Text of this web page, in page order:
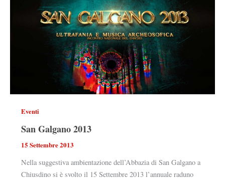
Eventi
San Galgano 2013
15 Settembre 2013
Nella suggestiva ambientazione dell’Abbazia di San Galgano a
Chiusdino si è svolto il 15 Settembre 2013 l’annuale raduno